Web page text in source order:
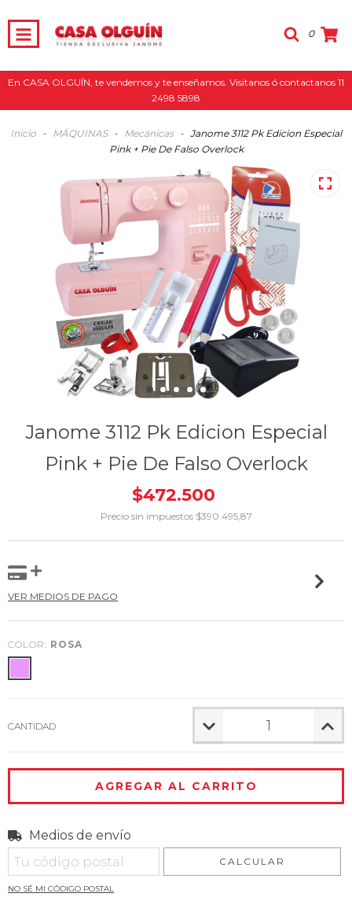
0
En CASA OLGUÍN, te vendemos y te enseñamos. Visitanos ó contactanos 11
2498 5898
Inicio - MÁQUINAS - Mecánicas - Janome 3112 Pk Edicion Especial
Pink + Pie De Falso Overlock
Janome 3112 Pk Edicion Especial
Pink + Pie De Falso Overlock
$472.500
Precio sin impuestos $390.495,87
VER MEDIOS DE PAGO
COLOR: ROSA
CANTIDAD
Entregas para el CP:
Medios de envío
CALCULAR
NO SÉ MI CÓDIGO POSTAL